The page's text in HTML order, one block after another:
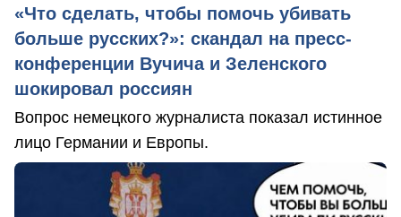
«Что сделать, чтобы помочь убивать
больше русских?»: скандал на пресс-
конференции Вучича и Зеленского
шокировал россиян
Вопрос немецкого журналиста показал истинное
лицо Германии и Европы.